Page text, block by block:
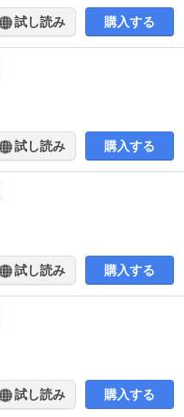
試し読み 購入する
試し読み 購入する
試し読み 購入する
試し読み 購入する